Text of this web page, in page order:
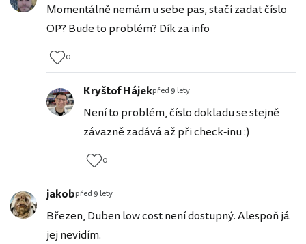
Momentálně nemám u sebe pas, stačí zadat číslo
OP? Bude to problém? Dík za info
0
Kryštof Hájekpřed 9 lety
Není to problém, číslo dokladu se stejně
závazně zadává až při check-inu :)
0
jakobpřed 9 lety
Březen, Duben low cost není dostupný. Alespoň já
jej nevidím.